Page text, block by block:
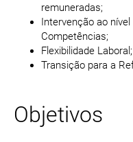
remuneradas;
Intervenção ao
Competências;
Flexibilidade Laboral;
Transição para a
Objetivos